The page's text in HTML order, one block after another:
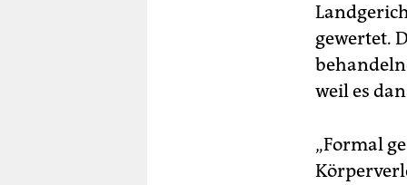
gewertet.
weil es
„Formal